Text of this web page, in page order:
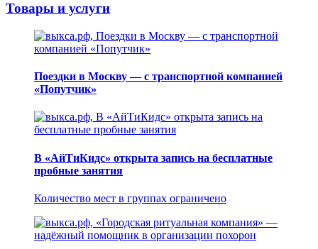
Товары и услуги
Поездки в Москву — с транспортной компанией
«Попутчик»
В «АйТиКидс» открыта запись на бесплатные
пробные занятия
Количество мест в группах ограничено